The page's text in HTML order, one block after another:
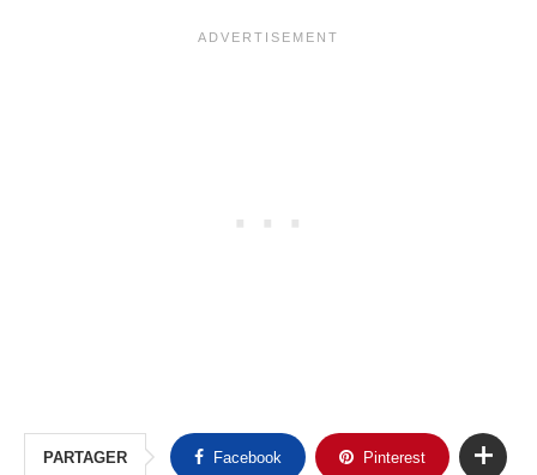
PARTAGER Facebook Pinterest